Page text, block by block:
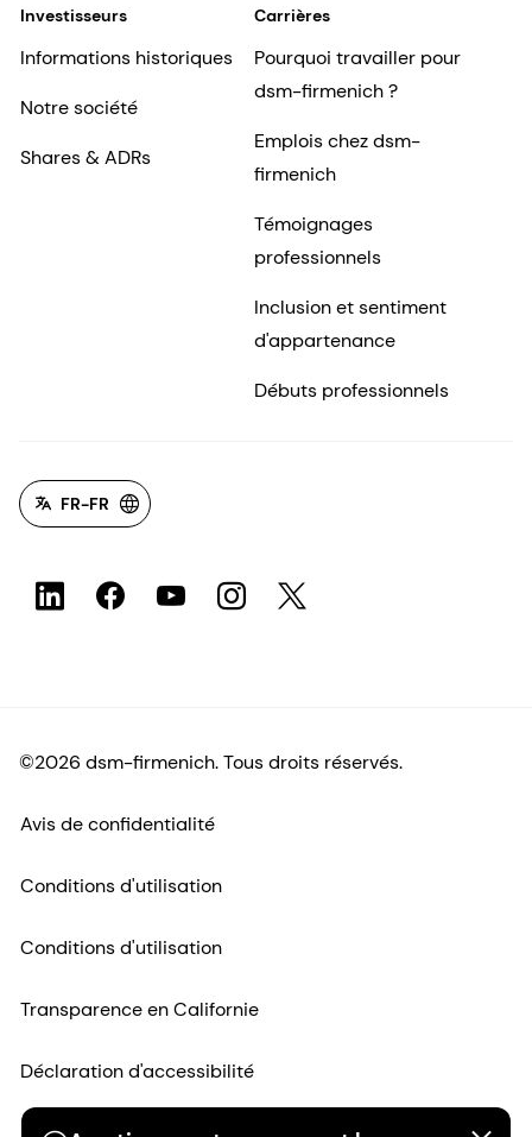
Investisseurs
Informations historiques
Notre société
Shares & ADRs
Carrières
Pourquoi travailler pour
dsm-firmenich ?
Emplois chez dsm-
firmenich
Témoignages
professionnels
Inclusion et sentiment
d'appartenance
Débuts professionnels
FR-FR
©2026 dsm-firmenich. Tous droits réservés.
Avis de confidentialité
Conditions d'utilisation
Conditions d'utilisation
Transparence en Californie
Déclaration d'accessibilité